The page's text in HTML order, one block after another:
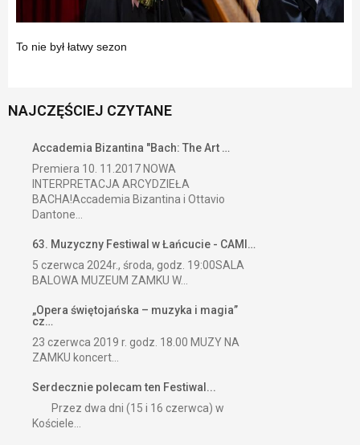
To nie był łatwy sezon
NAJCZĘŚCIEJ CZYTANE
Accademia Bizantina "Bach: The Art …
Premiera 10. 11.2017 NOWA
INTERPRETACJA ARCYDZIEŁA
BACHA!Accademia Bizantina i Ottavio
Dantone...
63. Muzyczny Festiwal w Łańcucie - CAMI…
5 czerwca 2024r., środa, godz. 19:00SALA
BALOWA MUZEUM ZAMKU W...
„Opera świętojańska – muzyka i magia”
cz…
23 czerwca 2019 r. godz. 18.00 MUZY NA
ZAMKU koncert...
Serdecznie polecam ten Festiwal...
Przez dwa dni (15 i 16 czerwca) w
Kościele...